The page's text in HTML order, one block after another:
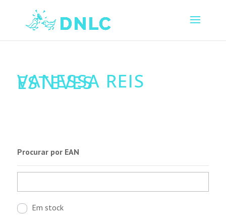
VANESSA REIS
ESTEVES
Procurar por EAN
Em stock